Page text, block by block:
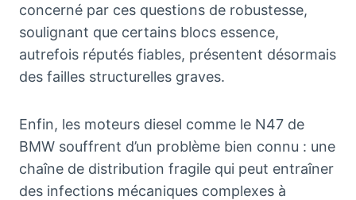
concerné par ces questions de robustesse,
soulignant que certains blocs essence,
autrefois réputés fiables, présentent désormais
des failles structurelles graves.
Enfin, les moteurs diesel comme le N47 de
BMW souffrent d’un problème bien connu : une
chaîne de distribution fragile qui peut entraîner
des infections mécaniques complexes à